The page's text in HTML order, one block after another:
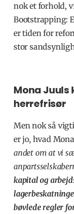
nok et forhold,
Bootstrapping:
er tiden for
stor
Mona Juuls
herrefrisør
Men nok så
er jo, hvad
andet om at vi
kapital og
bøvlede regler